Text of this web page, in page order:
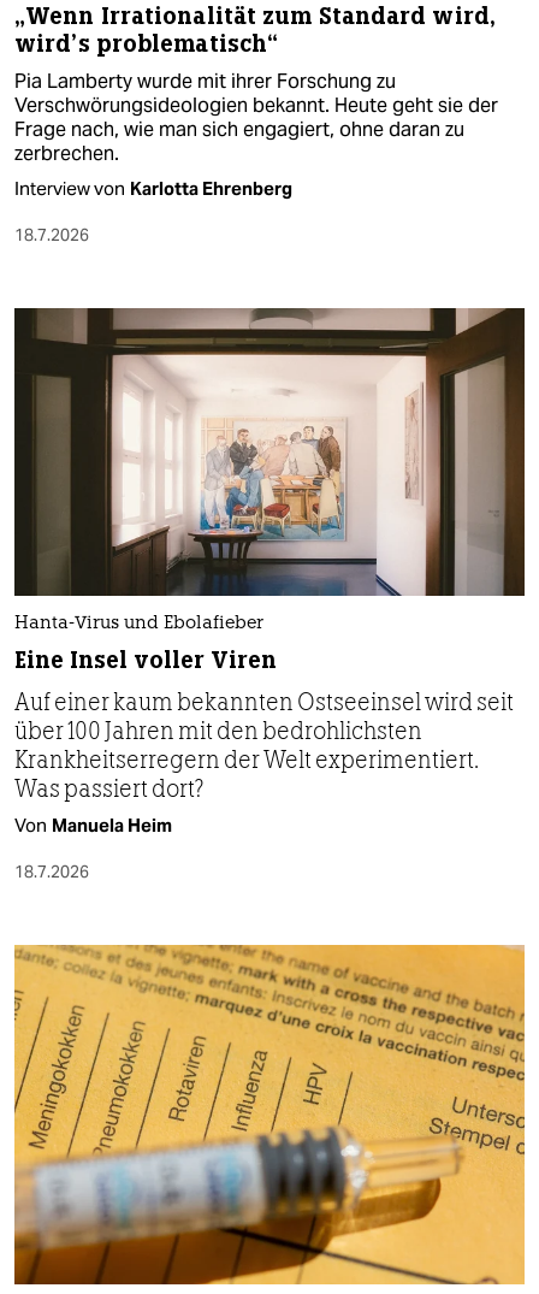
„Wenn Irrationalität zum Standard wird,
wird’s problematisch“
Pia Lamberty wurde mit ihrer Forschung zu
Verschwörungsideologien bekannt. Heute geht sie der
Frage nach, wie man sich engagiert, ohne daran zu
zerbrechen.
Interview von Karlotta Ehrenberg
18.7.2026
Hanta-Virus und Ebolafieber
Eine Insel voller Viren
Auf einer kaum bekannten Ostseeinsel wird seit
über 100 Jahren mit den bedrohlichsten
Krankheitserregern der Welt experimentiert.
Was passiert dort?
Von Manuela Heim
18.7.2026